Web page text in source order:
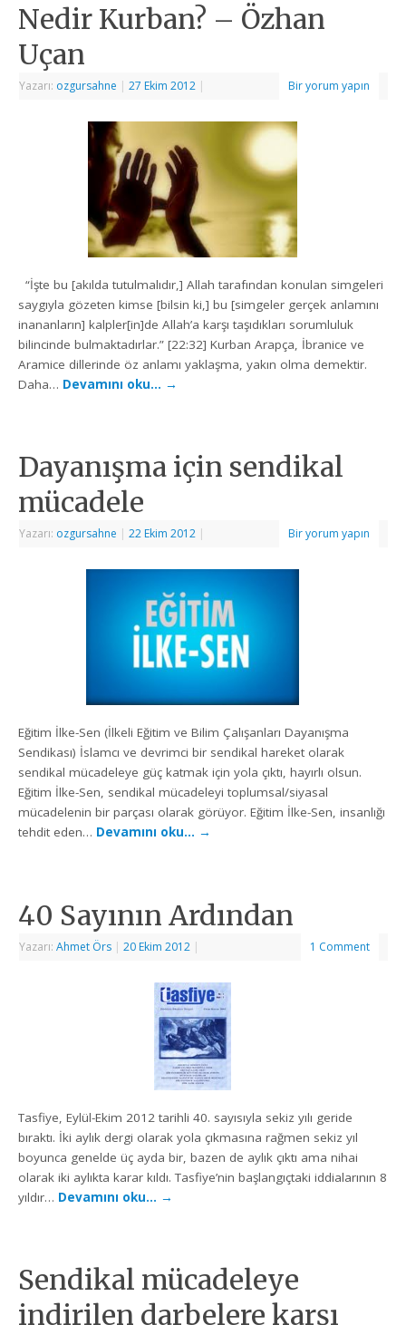
Nedir Kurban? – Özhan
Uçan
Yazarı: ozgursahne | 27 Ekim 2012 | Bir yorum yapın
“İşte bu [akılda tutulmalıdır,] Allah tarafından konulan simgeleri
saygıyla gözeten kimse [bilsin ki,] bu [simgeler gerçek anlamını
inananların] kalpler[in]de Allah’a karşı taşıdıkları sorumluluk
bilincinde bulmaktadırlar.” [22:32] Kurban Arapça, İbranice ve
Aramice dillerinde öz anlamı yaklaşma, yakın olma demektir.
Daha… Devamını oku… →
Dayanışma için sendikal
mücadele
Yazarı: ozgursahne | 22 Ekim 2012 | Bir yorum yapın
Eğitim İlke-Sen (İlkeli Eğitim ve Bilim Çalışanları Dayanışma
Sendikası) İslamcı ve devrimci bir sendikal hareket olarak
sendikal mücadeleye güç katmak için yola çıktı, hayırlı olsun.
Eğitim İlke-Sen, sendikal mücadeleyi toplumsal/siyasal
mücadelenin bir parçası olarak görüyor. Eğitim İlke-Sen, insanlığı
tehdit eden… Devamını oku… →
40 Sayının Ardından
Yazarı:Ahmet Örs | 20 Ekim 2012 | 1 Comment
Tasfiye, Eylül-Ekim 2012 tarihli 40. sayısıyla sekiz yılı geride
bıraktı. İki aylık dergi olarak yola çıkmasına rağmen sekiz yıl
boyunca genelde üç ayda bir, bazen de aylık çıktı ama nihai
olarak iki aylıkta karar kıldı. Tasfiye’nin başlangıçtaki iddialarının 8
yıldır… Devamını oku… →
Sendikal mücadeleye
indirilen darbelere karşı